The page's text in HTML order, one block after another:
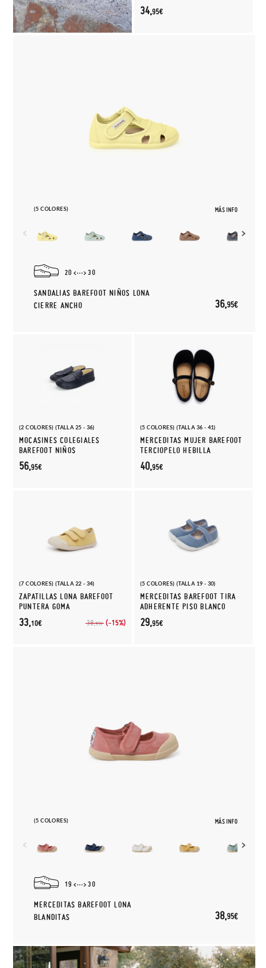
34,95€
(5 COLORES) MÁS INFO
20 30
SANDALIAS BAREFOOT NIÑOS LONA
CIERRE ANCHO
36,95€
(2 COLORES) (TALLA 25 - 36)
MOCASINES COLEGIALES
BAREFOOT NIÑOS
56,95€
(5 COLORES) (TALLA 36 - 41)
MERCEDITAS MUJER BAREFOOT
TERCIOPELO HEBILLA
40,95€
(7 COLORES) (TALLA 22 - 34)
ZAPATILLAS LONA BAREFOOT
PUNTERA GOMA
38,95€ (-15%)
33,10€
(5 COLORES) (TALLA 19 - 30)
MERCEDITAS BAREFOOT TIRA
ADHERENTE PISO BLANCO
29,95€
(5 COLORES) MÁS INFO
19 30
MERCEDITAS BAREFOOT LONA
BLANDITAS
38,95€